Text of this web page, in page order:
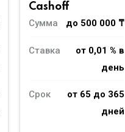
Cashoff
Сумма
до 500 000 ₸
Ставка
от 0,01 % в
день
Срок
от 65 до 365
дней